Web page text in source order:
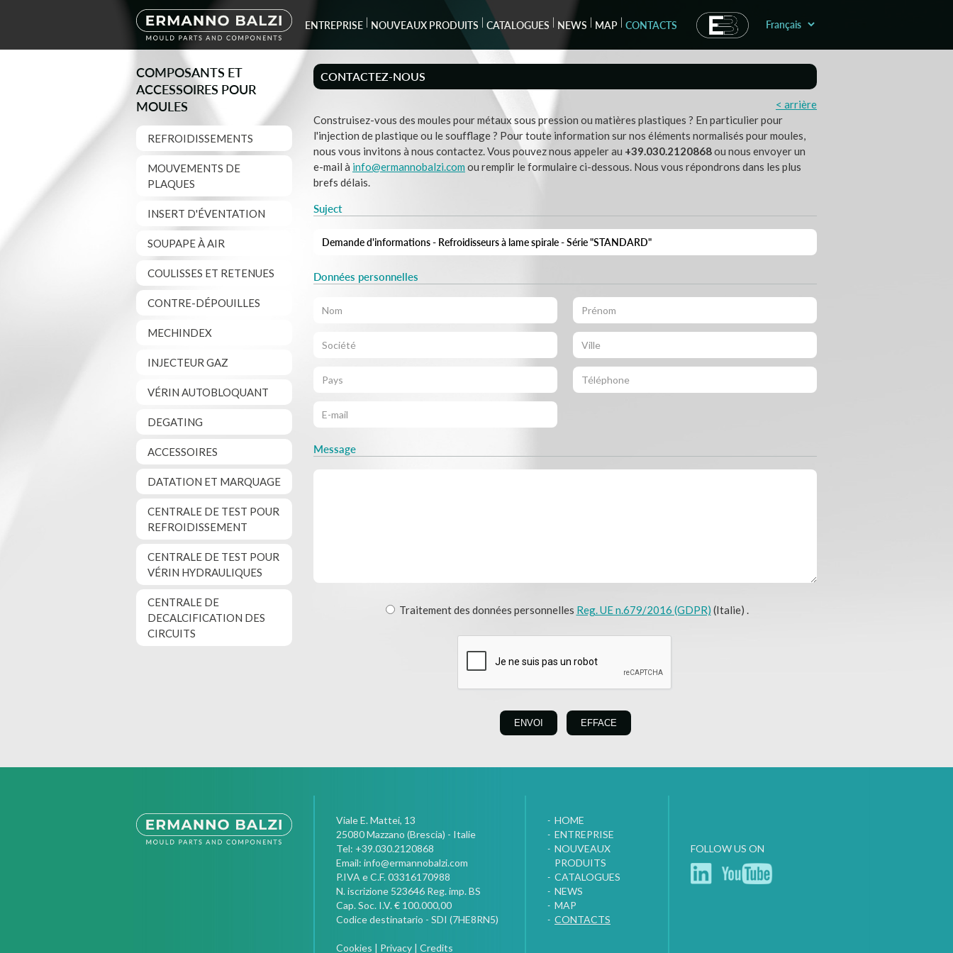
ENTREPRISE NOUVEAUX PRODUITS CATALOGUES NEWS MAP CONTACTS
COMPOSANTS ET
ACCESSOIRES POUR
MOULES
REFROIDISSEMENTS
MOUVEMENTS DE
PLAQUES
INSERT D'ÉVENTATION
SOUPAPE À AIR
COULISSES ET RETENUES
CONTRE-DÉPOUILLES
MECHINDEX
INJECTEUR GAZ
VÉRIN AUTOBLOQUANT
DEGATING
ACCESSOIRES
DATATION ET MARQUAGE
CENTRALE DE TEST POUR
REFROIDISSEMENT
CENTRALE DE TEST POUR
VÉRIN HYDRAULIQUES
CENTRALE DE
DECALCIFICATION DES
CIRCUITS
CONTACTEZ-NOUS
< arrière
Construisez-vous des moules pour métaux sous pression ou matières plastiques ? En particulier pour
l'injection de plastique ou le soufflage ? Pour toute information sur nos éléments normalisés pour moules,
nous vous invitons à nous contactez. Vous pouvez nous appeler au +39.030.2120868ou nous envoyer un
e-mail à info@ermannobalzi.com ou remplir le formulaire ci-dessous. Nous vous répondrons dans les plus
brefs délais.
Suject
Données personnelles
Message
Traitement des données personnelles Reg. UE n.679/2016 (GDPR) (Italie) .
Viale E. Mattei, 13
25080Mazzano (Brescia) - Italie
Tel: +39.030.2120868
Email: info@ermannobalzi.com
P.IVA e C.F. 03316170988
N. iscrizione 523646 Reg. imp. BS
Cap. Soc. I.V. € 100.000,00
Codice destinatario - SDI (7HE8RN5)
Cookies | Privacy | Credits
HOME
ENTREPRISE
NOUVEAUX
PRODUITS
CATALOGUES
NEWS
MAP
CONTACTS
FOLLOW US ON